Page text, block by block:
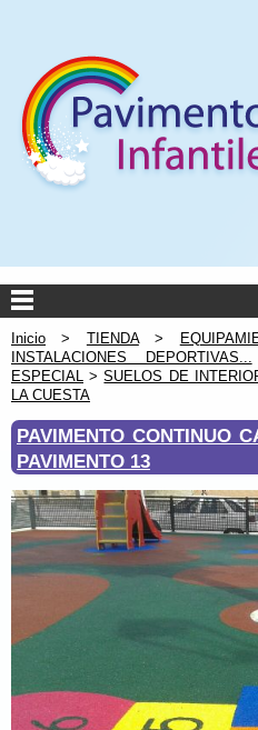
Inicio > TIENDA>
INSTALACIONES DEPORTIVAS...
ESPECIAL >SUELOS DE
LA CUESTA
PAVIMENTO CONTINUO
PAVIMENTO 13